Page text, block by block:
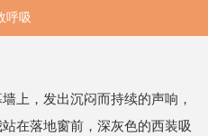
呼吸
上，发出沉闷而持续的声响，
在落地窗前，深灰色的西装吸